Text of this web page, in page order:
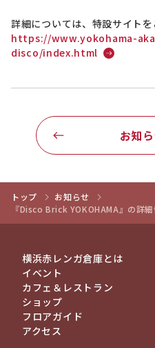
詳細については、特設サイトを
https://www.yokohama-
disco/index.html
お知
トップ
お知らせ
『Disco Brick YOKOHAMA』の詳
横浜赤レンガ倉庫とは
イベント
カフェ＆レストラン
ショップ
フロアガイド
アクセス